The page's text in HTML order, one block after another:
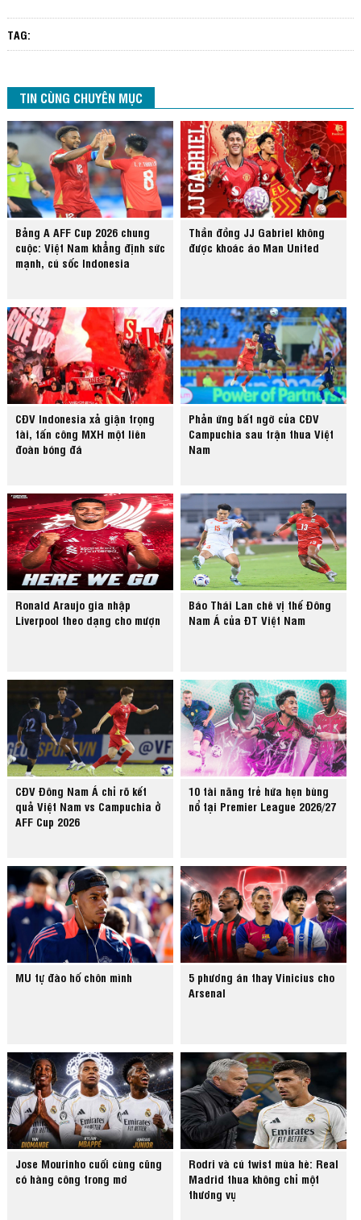
TAG:
TIN CÙNG CHUYÊN MỤC
Bảng A AFF Cup 2026 chung
cuộc: Việt Nam khẳng định sức
mạnh, cú sốc Indonesia
Thần đồng JJ Gabriel không
được khoác áo Man United
CĐV Indonesia xả giận trọng
tài, tấn công MXH một liên
đoàn bóng đá
Phản ứng bất ngờ của CĐV
Campuchia sau trận thua Việt
Nam
Ronald Araujo gia nhập
Liverpool theo dạng cho mượn
Báo Thái Lan chê vị thế Đông
Nam Á của ĐT Việt Nam
CĐV Đông Nam Á chỉ rõ kết
quả Việt Nam vs Campuchia ở
AFF Cup 2026
10 tài năng trẻ hứa hẹn bùng
nổ tại Premier League 2026/27
MU tự đào hố chôn mình
5 phương án thay Vinicius cho
Arsenal
Jose Mourinho cuối cùng cũng
có hàng công trong mơ
Rodri và cú twist mùa hè: Real
Madrid thua không chỉ một
thương vụ